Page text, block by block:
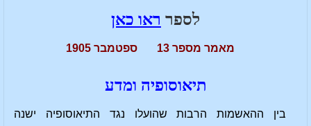
לספר ראו כאן
מאמר מספר 13 ספטמבר 1905
תיאוסופיה ומדע
בין ההאשמות הרבות שהועלו נגד התיאוסופיה ישנה